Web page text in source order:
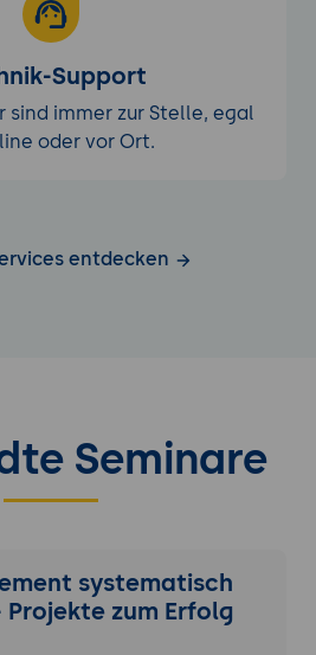
Support
sind immer zur Stelle, egal
oder vor Ort.
entdecken
Seminare
systematisch
zum Erfolg